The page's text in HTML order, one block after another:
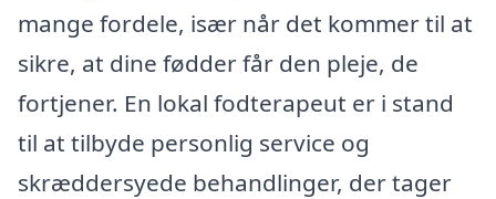
mange fordele, især når det kommer til at
sikre, at dine fødder får den pleje, de
fortjener. En lokal fodterapeut er i stand
til at tilbyde personlig service og
skræddersyede behandlinger, der tager